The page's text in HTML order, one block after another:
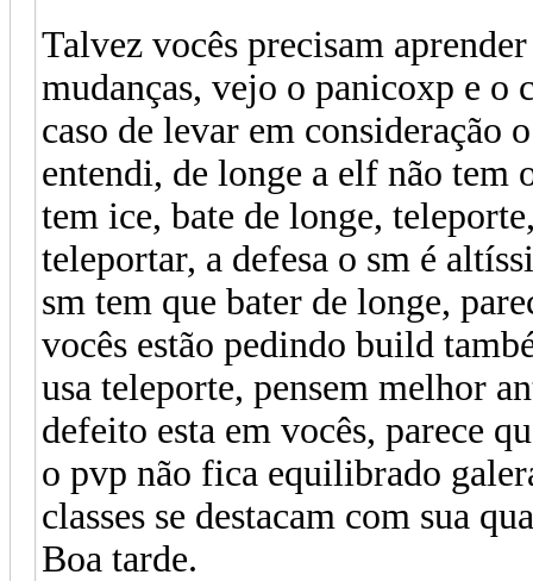
Talvez vocês precisam
mudanças, vejo o panicoxp e o
caso de levar em consideração
entendi, de longe a elf não tem
tem ice, bate de longe,
teleportar, a defesa o sm é
sm tem que bater de longe,
vocês estão pedindo build
usa teleporte, pensem melhor
defeito esta em vocês, parece
o pvp não fica equilibrado
classes se destacam com sua
Boa tarde.